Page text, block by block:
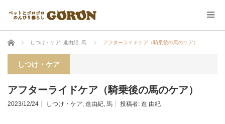
ホーム しつけ・ケア 進由紀 馬 アフターライドケア（騎乗後の馬のケア）
しつけ・ケア
アフターライドケア（騎乗後の馬のケア）
2023/12/24 しつけ・ケア, 進由紀, 馬 投稿者: 進 由紀